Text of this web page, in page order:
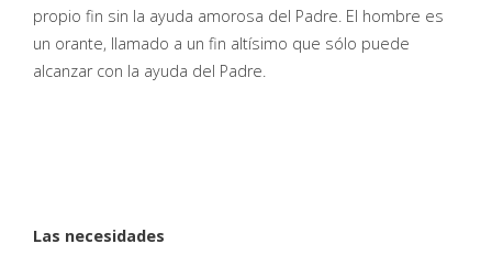
propio fin sin la ayuda amorosa del Padre. El hombre es
un orante, llamado a un fin altísimo que sólo puede
alcanzar con la ayuda del Padre.
Las necesidades